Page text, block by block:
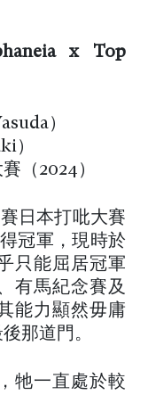
x Top
）
）
（2024）
日本打吡大賽
冠軍，現時於
只能屈居冠軍
有馬紀念賽及
能力顯然毋庸
那道門。
牠一直處於較